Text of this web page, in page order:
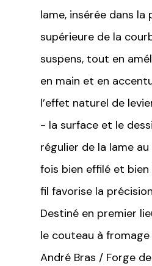
lame, insérée dans la
supérieure de la
suspens, tout en
en main et en
l’effet naturel de
- la surface et le
régulier de la lame
fois bien effilé et
fil favorise la
Destiné en premier
le couteau à
André Bras / Forge